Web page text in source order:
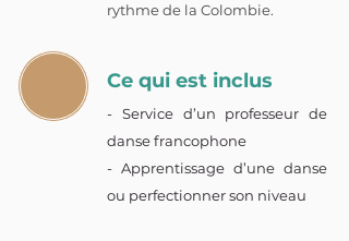
rythme de la Colombie.
Ce qui est inclus
- Service d’un professeur de
danse francophone
- Apprentissage d’une danse
ou perfectionner son niveau